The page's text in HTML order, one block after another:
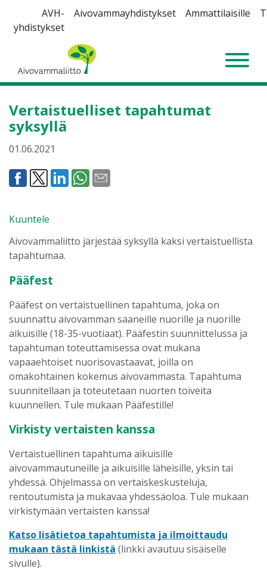
AVH-
yhdistykset
Aivovammayhdistykset Ammattilaisille
Aivovammaliitto
Vertaistuelliset tapahtumat
syksyllä
01.06.2021
Kuuntele
Aivovammaliitto järjestää syksyllä kaksi vertaistuellista
tapahtumaa.
Pääfest
Pääfest on vertaistuellinen tapahtuma, joka on
suunnattu aivovamman saaneille nuorille ja nuorille
aikuisille (18-35-vuotiaat). Pääfestin suunnittelussa ja
tapahtuman toteuttamisessa ovat mukana
vapaaehtoiset nuorisovastaavat, joilla on
omakohtainen kokemus aivovammasta. Tapahtuma
suunnitellaan ja toteutetaan nuorten toiveita
kuunnellen. Tule mukaan Pääfestille!
Virkisty vertaisten kanssa
Vertaistuellinen tapahtuma aikuisille
aivovammautuneille ja aikuisille läheisille, yksin tai
yhdessä. Ohjelmassa on vertaiskeskusteluja,
rentoutumista ja mukavaa yhdessäoloa. Tule mukaan
virkistymään vertaisten kanssa!
Katso lisätietoa tapahtumista ja ilmoittaudu
mukaan tästä linkistä (linkki avautuu sisäiselle
sivulle).